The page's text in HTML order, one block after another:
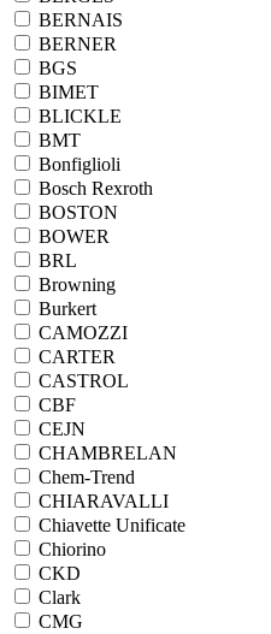
BERNAIS
BERNER
BGS
BIMET
BLICKLE
BMT
Bonfiglioli
Bosch Rexroth
BOSTON
BOWER
BRL
Browning
Burkert
CAMOZZI
CARTER
CASTROL
CBF
CEJN
CHAMBRELAN
Chem-Trend
CHIARAVALLI
Chiavette Unificate
Chiorino
CKD
Clark
CMG